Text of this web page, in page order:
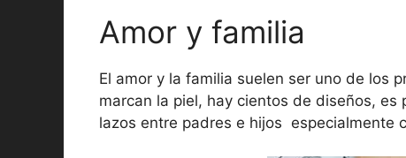
Amor y familia
El amor y la familia suelen ser uno de los
marcan la piel, hay cientos de diseños,
lazos entre padres e hijos especialmente